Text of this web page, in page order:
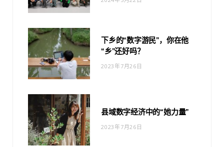
下乡的“数字游民”，你在他
“乡”还好吗？
2023年7月26日
县域数字经济中的“她力量”
2023年7月26日